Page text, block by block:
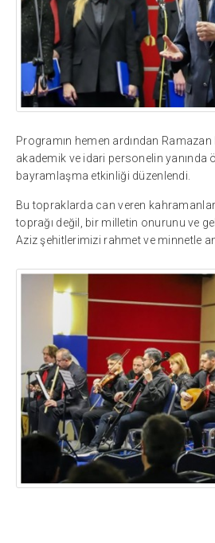
Programın hemen ardından Ramazan
akademik ve idari personelin yanında
bayramlaşma etkinliği düzenlendi.
Bu topraklarda can veren
toprağı değil, bir milletin onurunu ve
Aziz şehitlerimizi rahmet ve minnetle